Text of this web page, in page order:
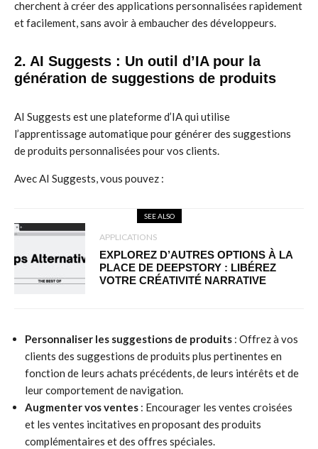
cherchent à créer des applications personnalisées rapidement
et facilement, sans avoir à embaucher des développeurs.
2. AI Suggests : Un outil d’IA pour la
génération de suggestions de produits
AI Suggests est une plateforme d’IA qui utilise
l’apprentissage automatique pour générer des suggestions
de produits personnalisées pour vos clients.
Avec AI Suggests, vous pouvez :
SEE ALSO
APPLICATIONS
EXPLOREZ D’AUTRES OPTIONS À LA
PLACE DE DEEPSTORY : LIBÉREZ
VOTRE CRÉATIVITÉ NARRATIVE
Personnaliser les suggestions de produits : Offrez à vos
clients des suggestions de produits plus pertinentes en
fonction de leurs achats précédents, de leurs intérêts et de
leur comportement de navigation.
Augmenter vos ventes : Encourager les ventes croisées
et les ventes incitatives en proposant des produits
complémentaires et des offres spéciales.